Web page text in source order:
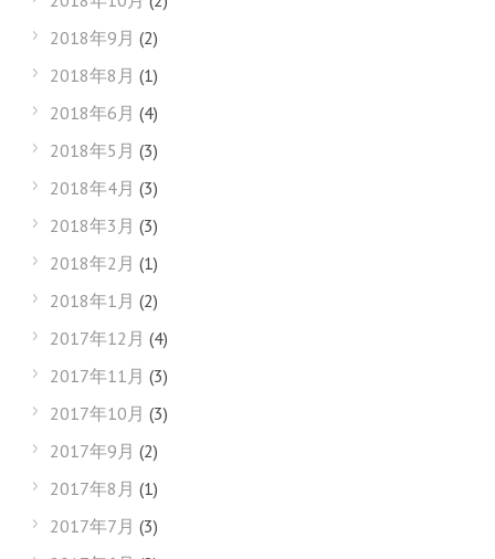
2018年9月 (2)
2018年8月 (1)
2018年6月 (4)
2018年5月 (3)
2018年4月 (3)
2018年3月 (3)
2018年2月 (1)
2018年1月 (2)
2017年12月 (4)
2017年11月 (3)
2017年10月 (3)
2017年9月 (2)
2017年8月 (1)
2017年7月 (3)